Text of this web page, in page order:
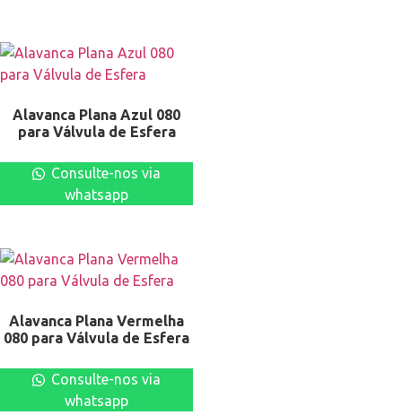
Alavanca Plana Azul 080
para Válvula de Esfera
Consulte-nos via
whatsapp
Alavanca Plana Vermelha
080 para Válvula de Esfera
Consulte-nos via
whatsapp